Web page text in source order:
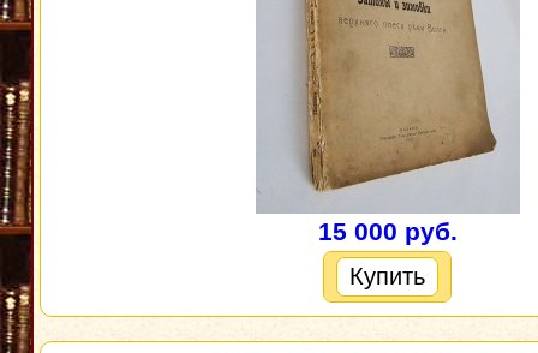
15 000 руб.
Купить